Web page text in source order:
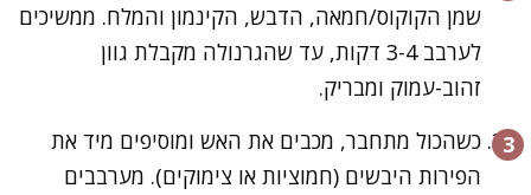
שמן הקוקוס/חמאה, הדבש, הקינמון והמלח. ממשיכים
לערבב 3-4 דקות, עד שהגרנולה מקבלת גוון
זהוב-עמוק ומבריק.
כשהכול מתחבר, מכבים את האש ומוסיפים מיד את
הפירות היבשים (חמוציות או צימוקים). מערבבים